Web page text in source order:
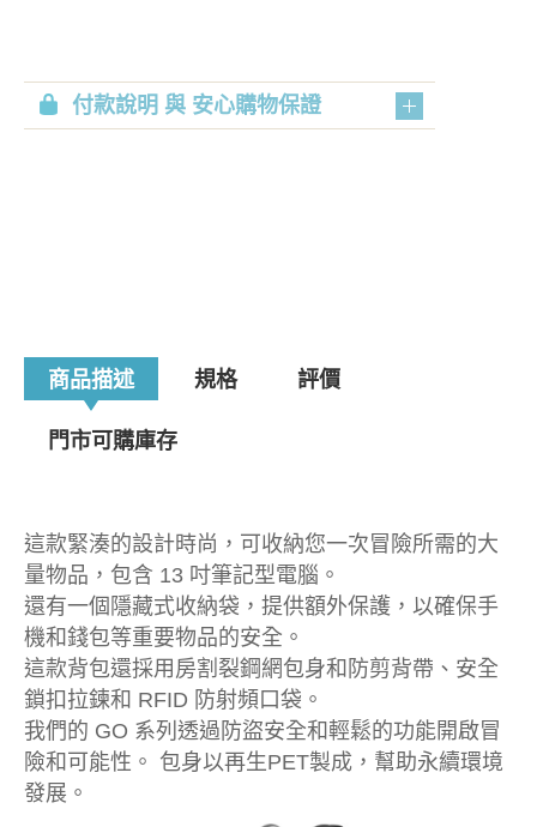
付款說明 與 安心購物保證
商品描述 規格 評價
門市可購庫存
這款緊湊的設計時尚，可收納您一次冒險所需的大
量物品，包含 13 吋筆記型電腦。
還有一個隱藏式收納袋，提供額外保護，以確保手
機和錢包等重要物品的安全。
這款背包還採用房割裂鋼網包身和防剪背帶、安全
鎖扣拉鍊和 RFID 防射頻口袋。
我們的 GO 系列透過防盜安全和輕鬆的功能開啟冒
險和可能性。 包身以再生PET製成，幫助永續環境
發展。